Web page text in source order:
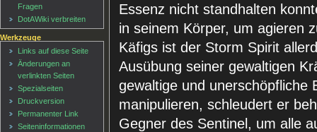
Essenz nicht standhalten
in seinem Körper, um agieren
Käfigs ist der Storm Spirit
Ausübung seiner gewaltigen
gewaltige und unerschöpfliche
manipulieren, schleudert er
Gegner des Sentinel, um alle
Fragen
DotAWiki verbreiten
Werkzeuge
Links auf diese Seite
Änderungen an
verlinkten Seiten
Spezialseiten
Druckversion
Permanenter Link
Seiten­informationen